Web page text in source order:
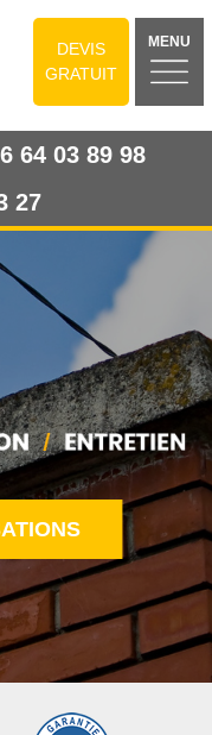
DEVIS
GRATUIT
MENU
64 03 89 98
27